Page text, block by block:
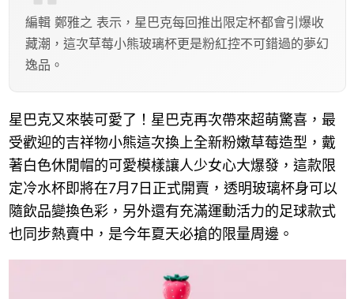
編輯 鄭雅之 表示，星巴克每回推出限定杯都會引爆收
藏潮，這次草莓小熊玻璃杯更是粉紅控不可錯過的夢幻
逸品。
星巴克又來裝可愛了！星巴克再次帶來超萌驚喜，最
受歡迎的吉祥物小熊這次換上全新粉嫩草莓造型，戴
著白色休閒帽的可愛模樣讓人少女心大爆發，這款限
定冷水杯即將在7月7日正式開賣，透明玻璃杯身可以
隨飲品變換色彩，另外還有充滿運動活力的足球款式
也同步熱賣中，是今年夏天必搶的限量周邊。